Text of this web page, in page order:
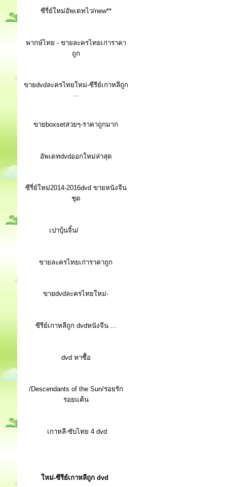
ซีรี่ย์ใหม่อัพเดทไว/new**
พากษ์ไทย - ขายละครไทยเก่าราคา
ถูก
ขายdvdละครไทยใหม่-ซีรีย์เกาหลีถูก
...
ขายboxsetสวยๆ-ราคาถูกมาก
อัพเดทdvdออกใหม่ล่าสุด
ซีรี่ย์ใหม่2014-2016dvd ขายหนังจีน
ชุด
เปาบุ้นจิ้น/
ขายละครไทยเก่าราคาถูก
ขายdvdละครไทยใหม่-
ซีรีย์เกาหลีถูก dvdหนังจีน ...
dvd หาซื้อ
/Descendants of the Sun/รอยรัก
รอยแค้น
เกาหลี-ซับไทย 4 dvd
ใหม่-ซีรีย์เกาหลีถูก dvd